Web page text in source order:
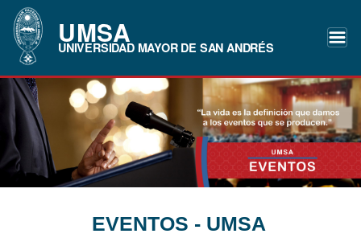
UMSA
UNIVERSIDAD MAYOR DE SAN ANDRÉS
EVENTOS - UMSA